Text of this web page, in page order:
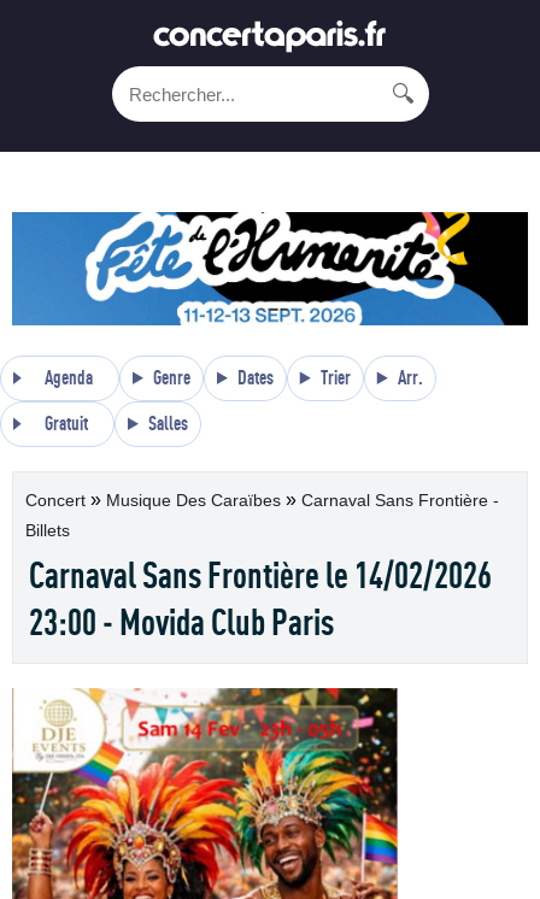
🔍
Agenda Genre Dates Trier Arr.
Gratuit Salles
Concert » Musique Des Caraïbes » Carnaval Sans Frontière -
Billets
Carnaval Sans Frontière le 14/02/2026
23:00 - Movida Club Paris